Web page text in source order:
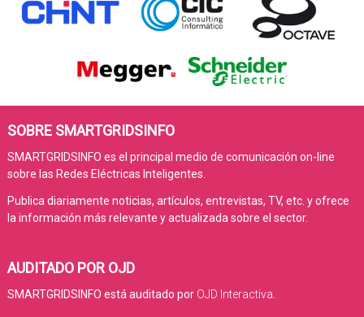
SOBRE SMARTGRIDSINFO
SMARTGRIDSINFO es el principal medio de comunicación on-line
sobre las Redes Eléctricas Inteligentes.
Publica diariamente noticias, artículos, entrevistas, TV, etc. y ofrece
la información más relevante y actualizada sobre el sector.
AUDITADO POR OJD
SMARTGRIDSINFO está auditado por OJD Interactiva